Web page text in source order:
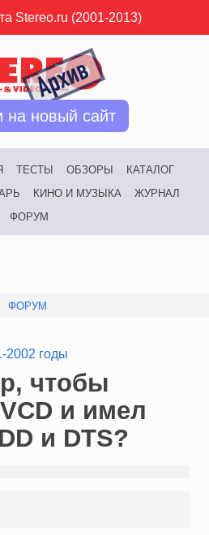
Stereo.ru (2001-2013)
на новый сайт
ТЕСТЫ ОБЗОРЫ
КАТАЛОГ
КИНО И МУЗЫКА
ЖУРНАЛ
ФОРУМ
ФОРУМ
2002 годы
чтобы
и имел
и DTS?